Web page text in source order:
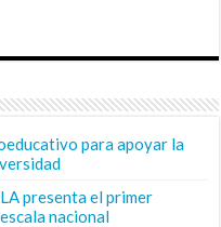
para apoyar la
presenta el primer
nacional